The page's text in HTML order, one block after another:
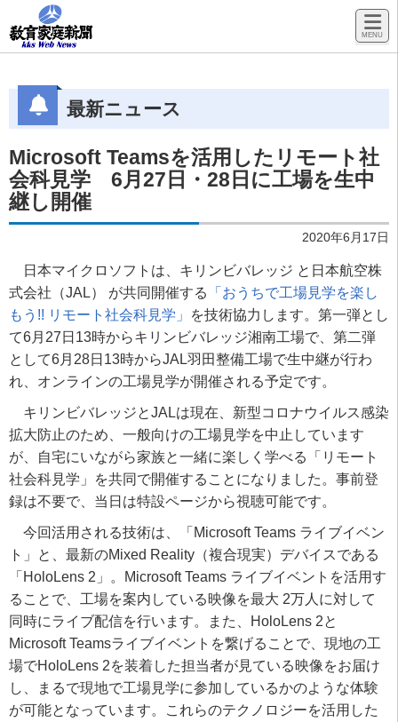
最新ニュース
Microsoft Teamsを活用したリモート社
会科見学 6月27日・28日に工場を生中
継し開催
2020年6月17日
日本マイクロソフトは、キリンビバレッジ と日本航空株
式会社（JAL） が共同開催する
「おうちで工場見学を楽し
もう!! リモート社会科見学」
を技術協力します。第一弾とし
て6月27日13時からキリンビバレッジ湘南工場で、第二弾
として6月28日13時からJAL羽田整備工場で生中継が行わ
れ、オンラインの工場見学が開催される予定です。
キリンビバレッジとJALは現在、新型コロナウイルス感染
拡大防止のため、一般向けの工場見学を中止しています
が、自宅にいながら家族と一緒に楽しく学べる「リモート
社会科見学」を共同で開催することになりました。事前登
録は不要で、当日は特設ページから視聴可能です。
今回活用される技術は、「Microsoft Teams ライブイベン
ト」と、最新のMixed Reality（複合現実）デバイスである
「HoloLens 2」。Microsoft Teams ライブイベントを活用す
ることで、工場を案内している映像を最大 2万人に対して
同時にライブ配信を行います。また、HoloLens 2と
Microsoft Teamsライブイベントを繋げることで、現地の工
場でHoloLens 2を装着した担当者が見ている映像をお届け
し、まるで現地で工場見学に参加しているかのような体験
が可能となっています。これらのテクノロジーを活用した